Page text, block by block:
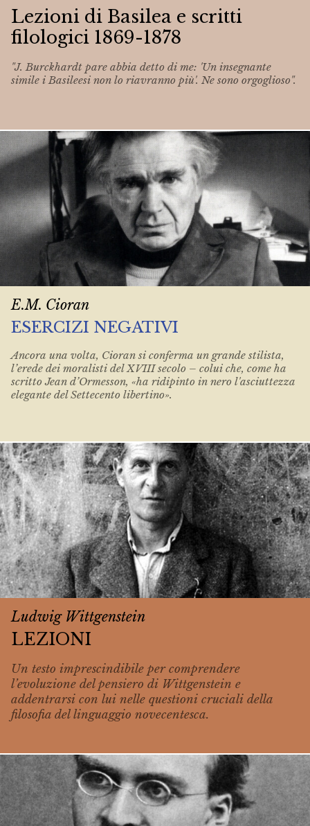
Lezioni di Basilea e scritti
filologici 1869-1878
"J. Burckhardt pare abbia detto di me: 'Un insegnante
simile i Basileesi non lo riavranno più'. Ne sono orgoglioso".
E.M. Cioran
ESERCIZI NEGATIVI
Ancora una volta, Cioran si conferma un grande stilista,
l’erede dei moralisti del XVIII secolo – colui che, come ha
scritto Jean d’Ormesson, «ha ridipinto in nero l'asciuttezza
elegante del Settecento libertino».
Ludwig Wittgenstein
LEZIONI
Un testo imprescindibile per comprendere
l’evoluzione del pensiero di Wittgenstein e
addentrarsi con lui nelle questioni cruciali della
filosofia del linguaggio novecentesca.